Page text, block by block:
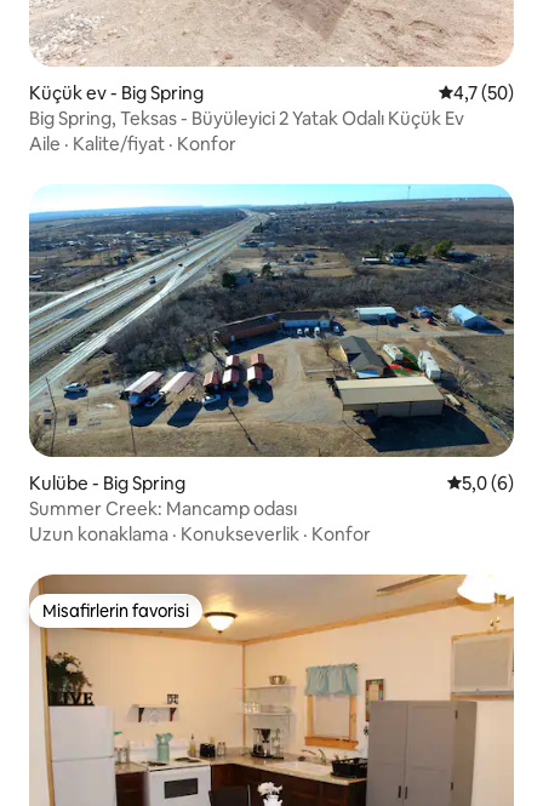
Küçük ev - Big Spring 5 üzerinden
4,7 (50)
Big Spring, Teksas - Büyüleyici 2 Yatak Odalı Küçük Ev
Aile · Kalite/fiyat · Konfor
Kulübe - Big Spring 55,0 (6)
Summer Creek: Mancamp odası
Uzun konaklama · Konukseverlik · Konfor
Misafirlerin favorisi
Misafirlerin favorisi